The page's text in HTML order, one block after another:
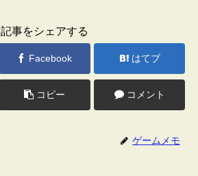
記事をシェアする
Facebook はてブ
コピー コメント
ゲームメモ